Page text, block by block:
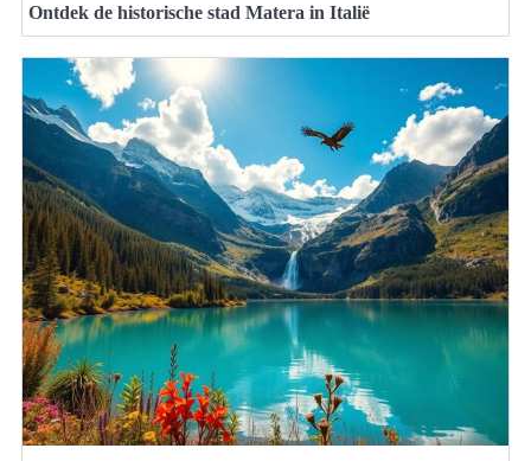
Ontdek de historische stad Matera in Italië